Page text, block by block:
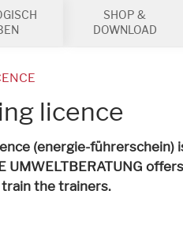
SHOP &
DOWNLOAD
licence
(energie-
UMWELTBERATUNG
the trainers.